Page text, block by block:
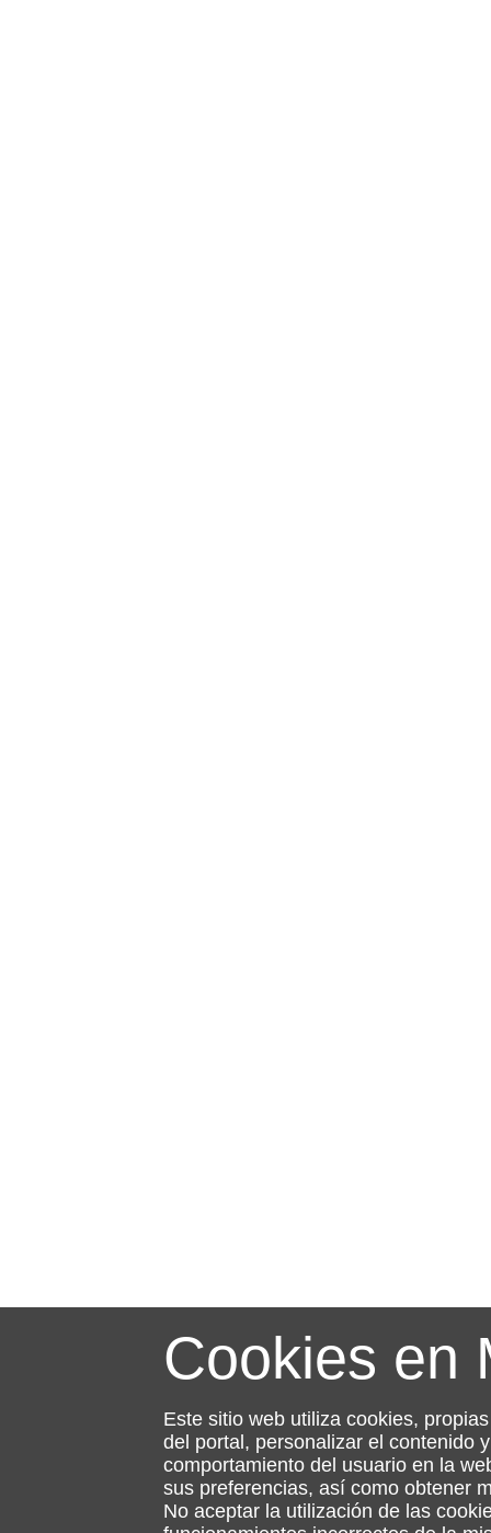
Cookies en
Este sitio web utiliza cookies,
del portal, personalizar el contenido
comportamiento del usuario en la
sus preferencias, así como obtener
No aceptar la utilización de las